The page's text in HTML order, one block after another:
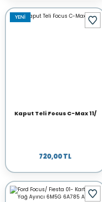
YENİ
Kaput Teli Focus C-Max 11/
720,00 TL